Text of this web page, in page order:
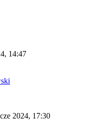
14:47
2024, 17:30